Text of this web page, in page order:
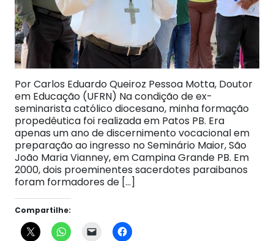
Por Carlos Eduardo Queiroz Pessoa Motta, Doutor
em Educação (UFRN) Na condição de ex-
seminarista católico diocesano, minha formação
propedêutica foi realizada em Patos PB. Era
apenas um ano de discernimento vocacional em
preparação ao ingresso no Seminário Maior, São
João Maria Vianney, em Campina Grande PB. Em
2000, dois proeminentes sacerdotes paraibanos
foram formadores de […]
Compartilhe: